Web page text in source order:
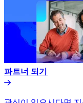
파트너 되기​​